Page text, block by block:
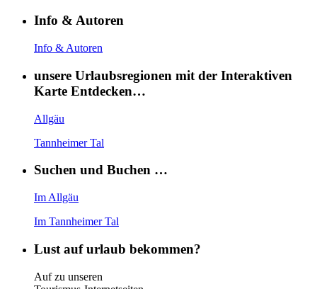
Info & Autoren
Info & Autoren
unsere Urlaubsregionen mit der Interaktiven
Karte Entdecken…
Allgäu
Tannheimer Tal
Suchen und Buchen …
Im Allgäu
Im Tannheimer Tal
Lust auf urlaub bekommen?
Auf zu unseren